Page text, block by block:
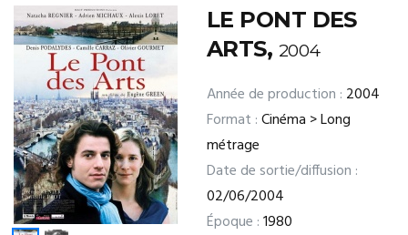
LE PONT DES
ARTS, 2004
Année de production : 2004
Format :Cinéma > Long
métrage
Date de sortie/diffusion :
02/06/2004
Époque :1980